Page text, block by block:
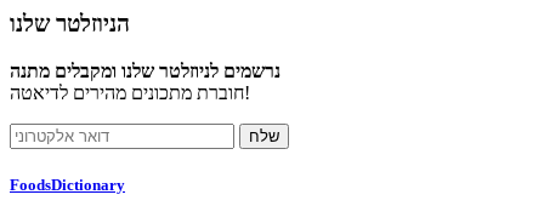
הניוזלטר שלנו
נרשמים לניוזלטר שלנו ומקבלים מתנה
חוברת מתכונים מהירים לדיאטה!
FoodsDictionary